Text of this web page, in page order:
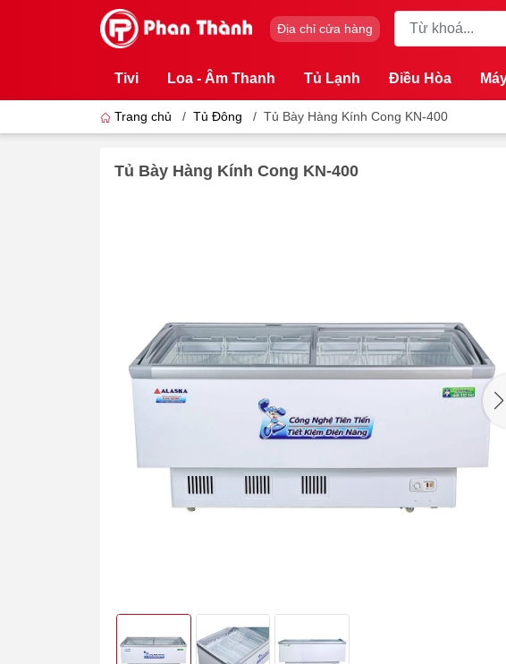
Địa chỉ cửa hàng
Tivi Loa - Âm Thanh Tủ Lạnh Điều Hòa
Trang chủ / Tủ Đông / Tủ Bày Hàng Kính Cong KN-400
Tủ Bày Hàng Kính Cong KN-400